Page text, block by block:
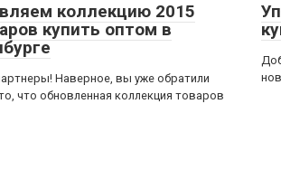
коллекцию 2015
купить оптом в
Наверное, вы уже обратили
что обновленная коллекция товаров